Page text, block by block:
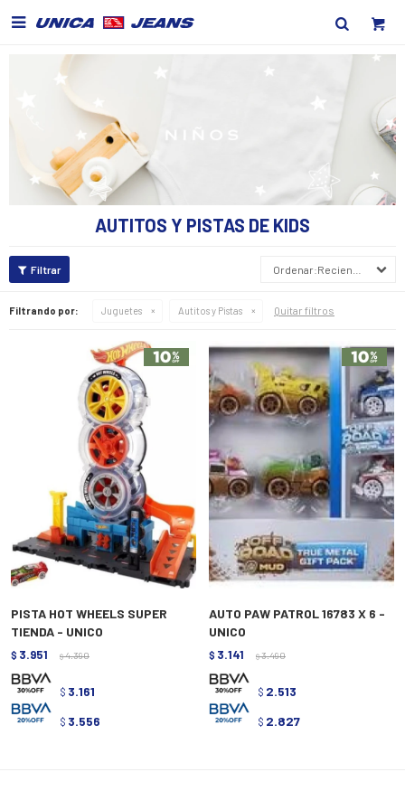

AUTITOS Y PISTAS DE KIDS
Recientes
Filtrando por: Juguetes Autitos y Pistas Quitar filtros
PISTA HOT WHEELS SUPER
TIENDA - UNICO
$ 3.951 $ 4.390
$ 3.161
$ 3.556
AUTO PAW PATROL 16783 X 6 -
UNICO
$ 3.141 $ 3.490
$ 2.513
$ 2.827